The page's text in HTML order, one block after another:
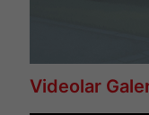
Videolar